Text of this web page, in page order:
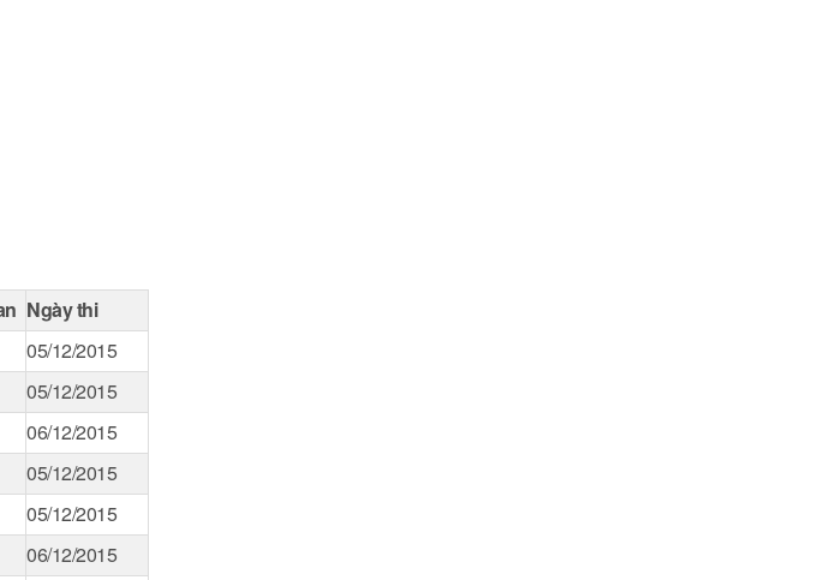
Ngày thi
05/12/2015
05/12/2015
06/12/2015
05/12/2015
05/12/2015
06/12/2015